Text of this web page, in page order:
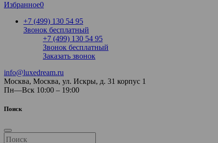
Избранное0
+7 (499) 130 54 95
Звонок бесплатный
+7 (499) 130 54 95
Звонок бесплатный
Заказать звонок
info@luxedream.ru
Москва, Москва, ул. Искры, д. 31 корпус 1
Пн—Вск 10:00 – 19:00
Поиск